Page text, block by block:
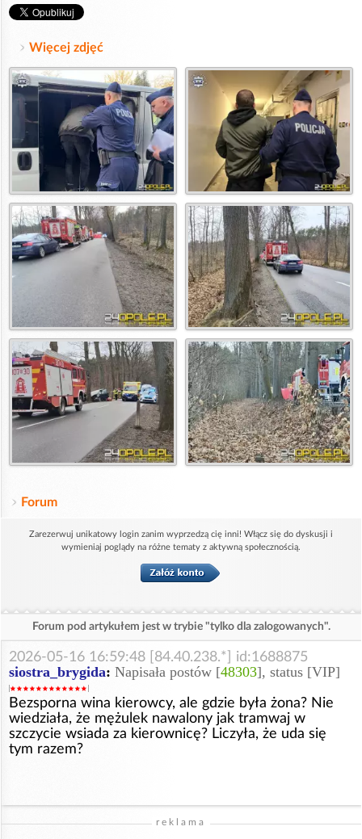
Więcej zdjęć
Forum
Zarezerwuj unikatowy login zanim wyprzedzą cię inni! Włącz się do dyskusji i
wymieniaj poglądy na różne tematy z aktywną społecznością.
Forum pod artykułem jest w trybie "tylko dla zalogowanych".
2026-05-16 16:59:48 [84.40.238.*] id:1688875
siostra_brygida: Napisała postów [48303], status [VIP]
Bezsporna wina kierowcy, ale gdzie była żona? Nie
wiedziała, że mężulek nawalony jak tramwaj w
szczycie wsiada za kierownicę? Liczyła, że uda się
tym razem?
reklama